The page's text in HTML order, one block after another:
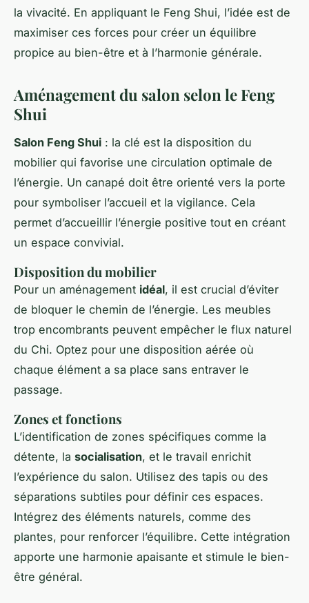
la vivacité. En appliquant le Feng Shui, l’idée est de
maximiser ces forces pour créer un équilibre
propice au bien-être et à l’harmonie générale.
Aménagement du salon selon le Feng
Shui
Salon Feng Shui : la clé est la disposition du
mobilier qui favorise une circulation optimale de
l’énergie. Un canapé doit être orienté vers la porte
pour symboliser l’accueil et la vigilance. Cela
permet d’accueillir l’énergie positive tout en créant
un espace convivial.
Disposition du mobilier
Pour un aménagement idéal, il est crucial d’éviter
de bloquer le chemin de l’énergie. Les meubles
trop encombrants peuvent empêcher le flux naturel
du Chi. Optez pour une disposition aérée où
chaque élément a sa place sans entraver le
passage.
Zones et fonctions
L’identification de zones spécifiques comme la
détente, la socialisation, et le travail enrichit
l’expérience du salon. Utilisez des tapis ou des
séparations subtiles pour définir ces espaces.
Intégrez des éléments naturels, comme des
plantes, pour renforcer l’équilibre. Cette intégration
apporte une harmonie apaisante et stimule le bien-
être général.